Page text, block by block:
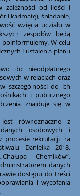
zależności od ilości i
i karimatę), śniadanie,
wzięcia udziału w
zespołów będą
poinformujemy. W celu
i ustalenia planu
do nieodpłatnego
w relacjach oraz
szczególności do ich
i publicznego
znajduje się w
jest równoznaczne z
osobowych i
procesie rekrutacji na
Danielka 2018,
Chemików”.
danych
dostępu do treści
i wycofania